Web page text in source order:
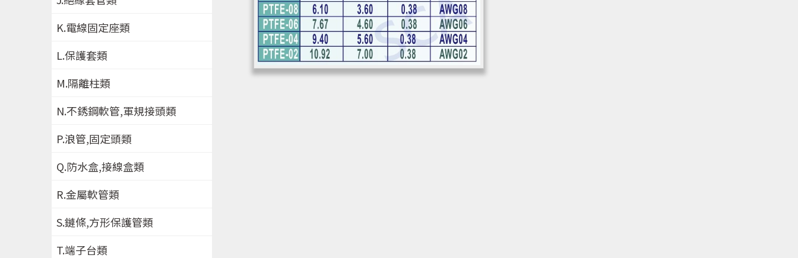
K.電線固定座類
L.保護套類
M.隔離柱類
N.不銹鋼軟管,軍規接頭類
P.浪管,固定頭類
Q.防水盒,接線盒類
R.金屬軟管類
S.鏈條,方形保護管類
T.端子台類